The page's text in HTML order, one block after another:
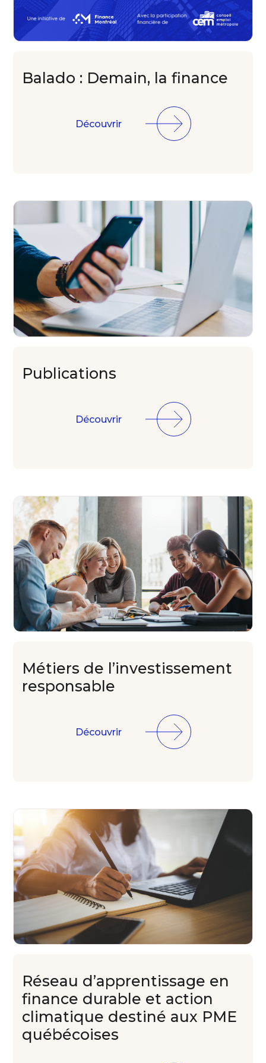
Balado : Demain, la finance
Découvrir
Publications
Découvrir
Métiers de l’investissement
responsable
Découvrir
Réseau d’apprentissage en
finance durable et action
climatique destiné aux PME
québécoises